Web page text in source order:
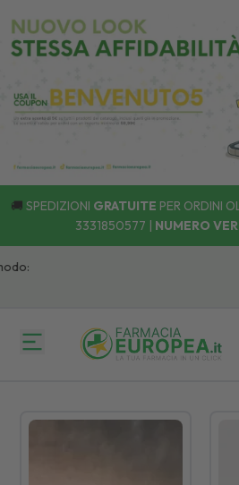
🚚 SPEDIZIONI GRATUITE PER ORDINI
3331850577 | NUMERO